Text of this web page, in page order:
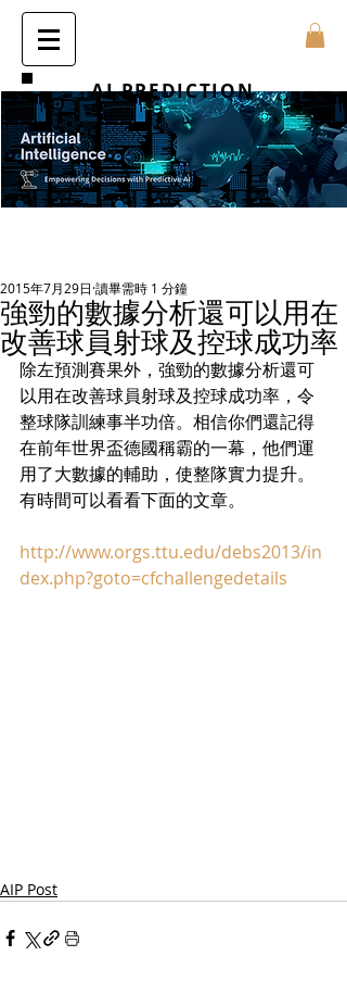
AI PREDICTION
強勁的數據分析還可以用在
改善球員射球及控球成功率
2015年7月29日 讀畢需時 1 分鐘
除左預測賽果外，強勁的數據分析還可
以用在改善球員射球及控球成功率，令
整球隊訓練事半功倍。相信你們還記得
在前年世界盃德國稱霸的一幕，他們運
用了大數據的輔助，使整隊實力提升。
有時間可以看看下面的文章。
http://www.orgs.ttu.edu/debs2013/in
dex.php?goto=cfchallengedetails
AIP Post